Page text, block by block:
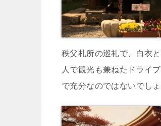
秩父札所の巡礼で、白衣
人で観光も兼ねたドライ
で充分なのではないでしょ